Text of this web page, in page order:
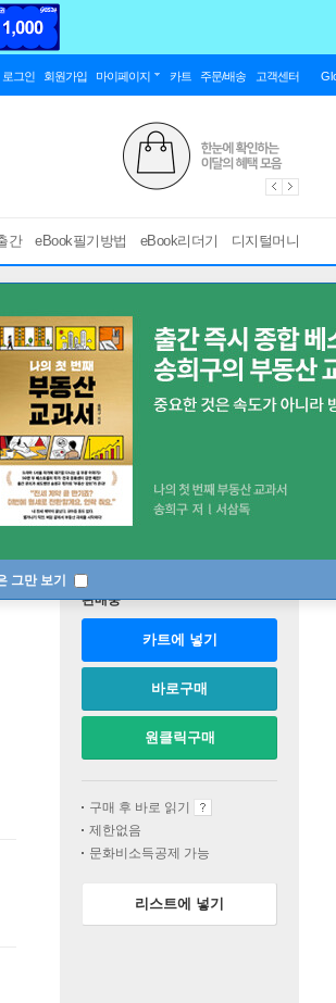
로그인 회원가입 마이페이지 카트 주문/배송 고객센터
간 eBook필기방법 eBook리더기 디지털머니
그만 보기
판매중
카트에 넣기
바로구매
원클릭구매
구매 후 바로 읽기
제한없음
문화비소득공제 가능
리스트에 넣기